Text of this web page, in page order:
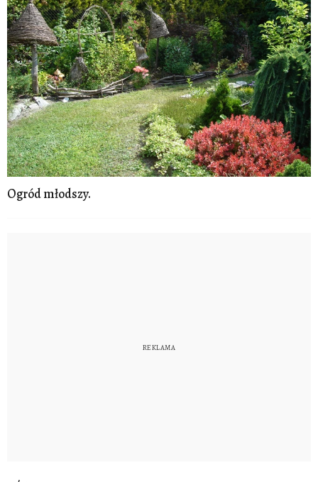
Ogród młodszy.